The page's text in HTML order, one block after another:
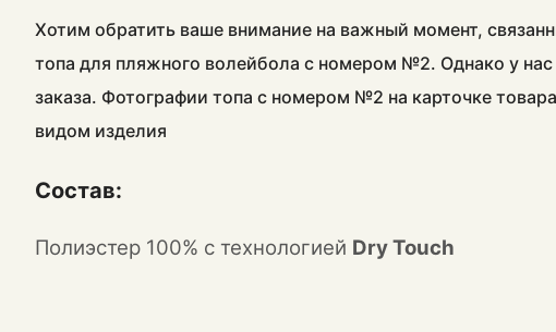
Хотим обратить ваше внимание на важный момент,
топа для пляжного волейбола с номером №2. Однако у
заказа. Фотографии топа с номером №2 на карточке
видом изделия
Состав:
Полиэстер 100% с технологией Dry Touch